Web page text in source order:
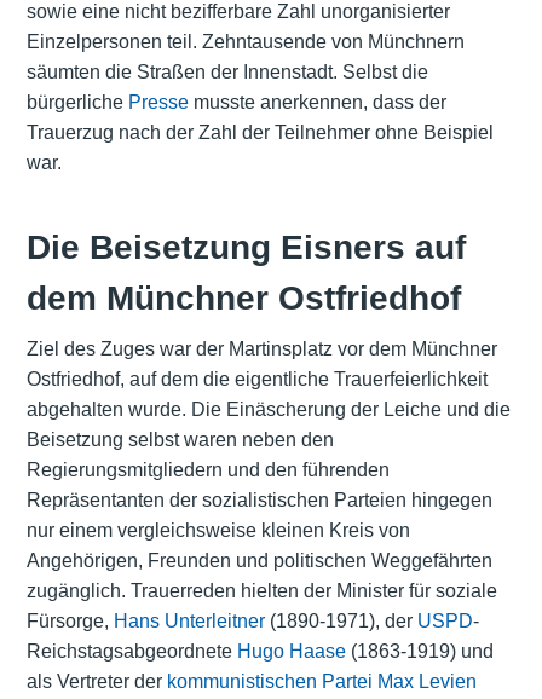
sowie eine nicht bezifferbare Zahl unorganisierter
Einzelpersonen teil. Zehntausende von Münchnern
säumten die Straßen der Innenstadt. Selbst die
bürgerliche Pressemusste anerkennen, dass der
Trauerzug nach der Zahl der Teilnehmer ohne Beispiel
war.
Die Beisetzung Eisners auf
dem Münchner Ostfriedhof
Ziel des Zuges war der Martinsplatz vor dem Münchner
Ostfriedhof, auf dem die eigentliche Trauerfeierlichkeit
abgehalten wurde. Die Einäscherung der Leiche und die
Beisetzung selbst waren neben den
Regierungsmitgliedern und den führenden
Repräsentanten der sozialistischen Parteien hingegen
nur einem vergleichsweise kleinen Kreis von
Angehörigen, Freunden und politischen Weggefährten
zugänglich. Trauerreden hielten der Minister für soziale
Fürsorge, Hans Unterleitner(1890-1971), der USPD-
Reichstagsabgeordnete Hugo Haase(1863-1919) und
als Vertreter der kommunistischen Partei Max Levien